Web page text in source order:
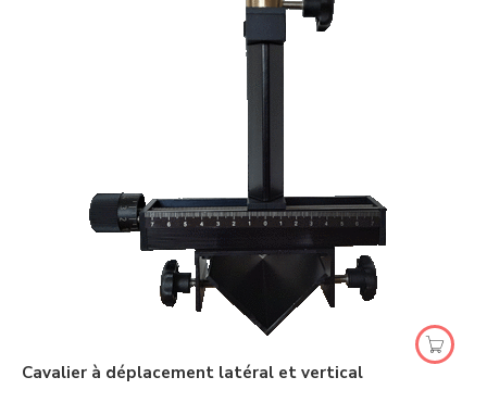
Cavalier à déplacement latéral et vertical